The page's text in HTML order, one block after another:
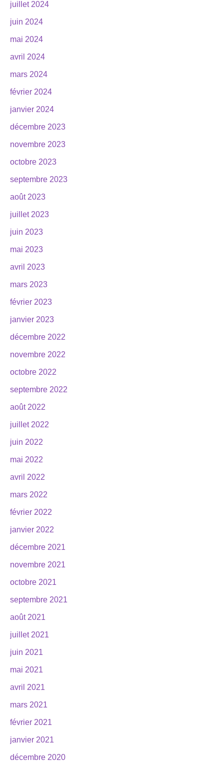
juillet 2024
juin 2024
mai 2024
avril 2024
mars 2024
février 2024
janvier 2024
décembre 2023
novembre 2023
octobre 2023
septembre 2023
août 2023
juillet 2023
juin 2023
mai 2023
avril 2023
mars 2023
février 2023
janvier 2023
décembre 2022
novembre 2022
octobre 2022
septembre 2022
août 2022
juillet 2022
juin 2022
mai 2022
avril 2022
mars 2022
février 2022
janvier 2022
décembre 2021
novembre 2021
octobre 2021
septembre 2021
août 2021
juillet 2021
juin 2021
mai 2021
avril 2021
mars 2021
février 2021
janvier 2021
décembre 2020